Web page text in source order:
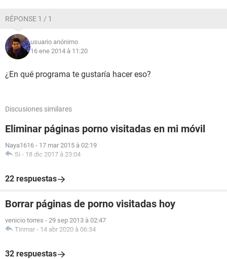
RÉPONSE 1 / 1
usuario anónimo
16 ene 2014 à 11:20
¿En qué programa te gustaría hacer eso?
Discusiones similares
Eliminar páginas porno visitadas en mi móvil
Naya1616 - 17 mar 2015 à 02:19
Si - 18 dic 2017 à 23:04
22 respuestas
Borrar páginas de porno visitadas hoy
venicio torres - 29 sep 2013 à 02:47
Tinmar - 14 abr 2020 à 06:34
32 respuestas